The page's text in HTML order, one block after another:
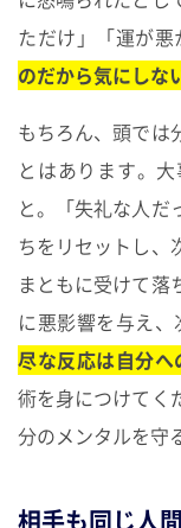
ただけ」「運が悪
のだから気にしな
もちろん、頭では
とはあります。
と。「失礼な人だ
ちをリセットし、
まともに受けて落
に悪影響を与え、
尽な反応は自分へ
術を身につけてく
分のメンタルを守
相手も同じ人